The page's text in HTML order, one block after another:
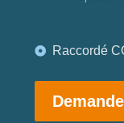
 Raccordé